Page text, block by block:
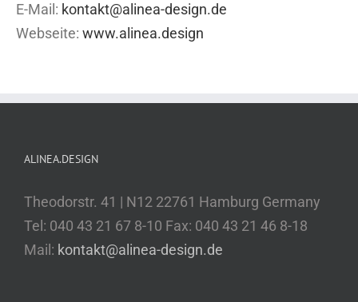
E-Mail: kontakt@alinea-design.de
Webseite: www.alinea.design
ALINEA.DESIGN
Theodorstr. 41 | N12 22761 Hamburg Germany
Tel: 040 43 21 67 8-10 Fax: 040 43 21 46 8-18
Mail: kontakt@alinea-design.de